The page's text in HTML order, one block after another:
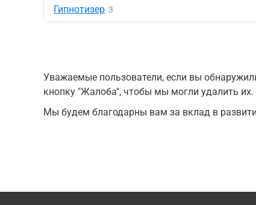
Гипнотизер 3
Уважаемые пользователи, если вы
кнопку "Жалоба", чтобы мы могли удалить их.
Мы будем благодарны вам за вклад в